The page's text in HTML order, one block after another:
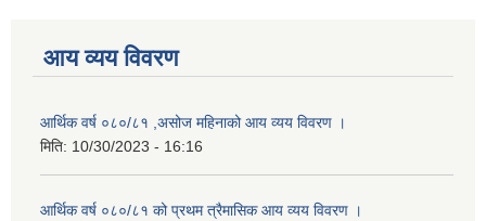
आय व्यय विवरण
आर्थिक वर्ष ०८०/८१ ,असोज महिनाको आय व्यय विवरण ।
मिति: 10/30/2023 - 16:16
आर्थिक वर्ष ०८०/८१ को प्रथम त्रैमासिक आय व्यय विवरण ।